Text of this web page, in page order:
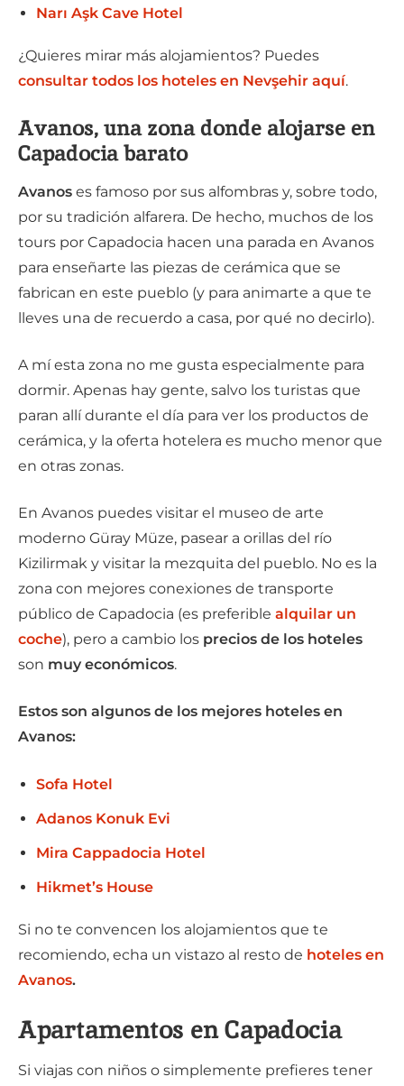
Narı Aşk Cave Hotel
¿Quieres mirar más alojamientos? Puedes
consultar todos los hoteles en Nevşehir aquí.
Avanos, una zona donde alojarse en
Capadocia barato
Avanos es famoso por sus alfombras y, sobre todo,
por su tradición alfarera. De hecho, muchos de los
tours por Capadocia hacen una parada en Avanos
para enseñarte las piezas de cerámica que se
fabrican en este pueblo (y para animarte a que te
lleves una de recuerdo a casa, por qué no decirlo).
A mí esta zona no me gusta especialmente para
dormir. Apenas hay gente, salvo los turistas que
paran allí durante el día para ver los productos de
cerámica, y la oferta hotelera es mucho menor que
en otras zonas.
En Avanos puedes visitar el museo de arte
moderno Güray Müze, pasear a orillas del río
Kizilirmak y visitar la mezquita del pueblo. No es la
zona con mejores conexiones de transporte
público de Capadocia (es preferible alquilar un
coche), pero a cambio los precios de los hoteles
son muy económicos.
Estos son algunos de los mejores hoteles en
Avanos:
Sofa Hotel
Adanos Konuk Evi
Mira Cappadocia Hotel
Hikmet’s House
Si no te convencen los alojamientos que te
recomiendo, echa un vistazo al resto de hoteles en
Avanos.
Apartamentos en Capadocia
Si viajas con niños o simplemente prefieres tener